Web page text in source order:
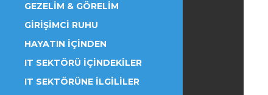
GEZELIM & GÖRELIM
GIRIŞIMCI RUHU
HAYATIN İÇINDEN
IT SEKTÖRÜ İÇINDEKILER
IT SEKTÖRÜNE İLGILILER